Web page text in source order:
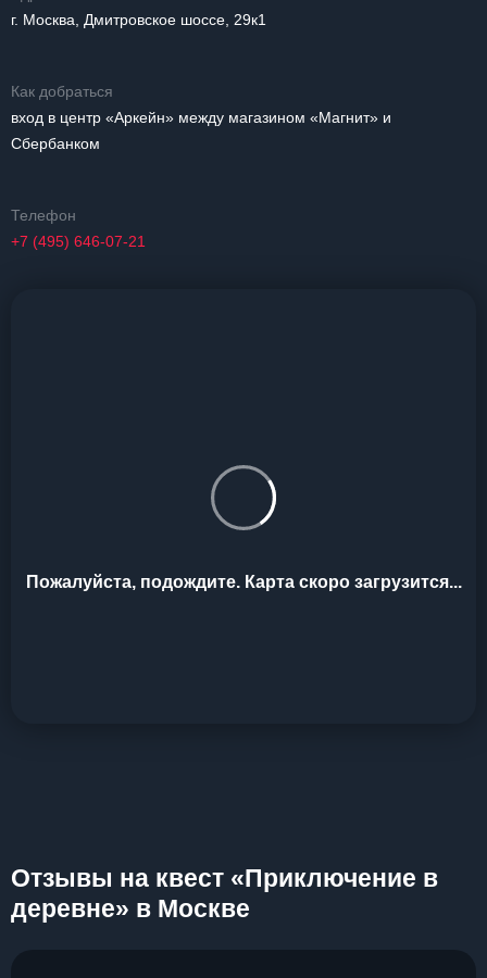
г. Москва, Дмитровское шоссе, 29к1
Как добраться
вход в центр «Аркейн» между магазином «Магнит» и
Сбербанком
Телефон
+7 (495) 646-07-21
Пожалуйста, подождите. Карта скоро загрузится...
Отзывы на квест «Приключение в
деревне» в Москве